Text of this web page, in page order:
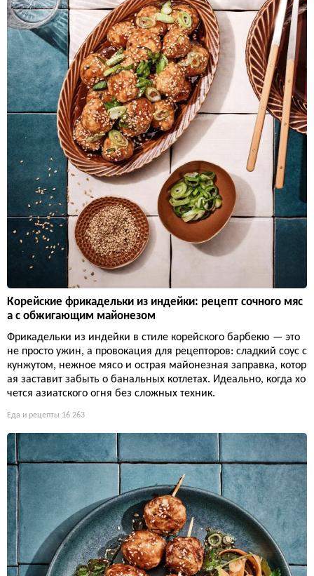
Корейские фрикадельки из индейки: рецепт сочного мяс
а с обжигающим майонезом
Фрикадельки из индейки в стиле корейского барбекю — это
не просто ужин, а провокация для рецепторов: сладкий соус с
кунжутом, нежное мясо и острая майонезная заправка, котор
ая заставит забыть о банальных котлетах. Идеально, когда хо
чется азиатского огня без сложных техник.
Еда и рецепты 16 263